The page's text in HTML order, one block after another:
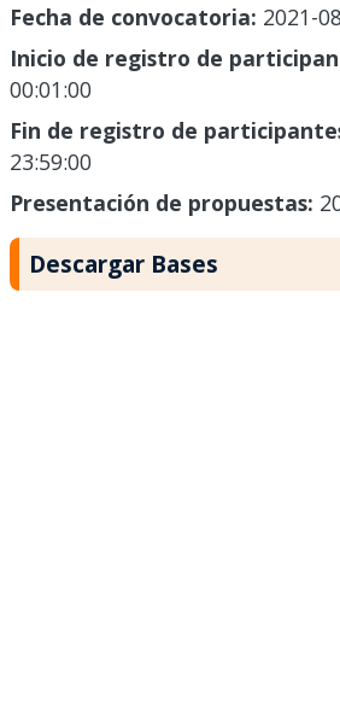
Fecha de convocatoria: 2021-
Inicio de registro de
00:01:00
Fin de registro de
23:59:00
Presentación de propuestas:
Descargar Bases